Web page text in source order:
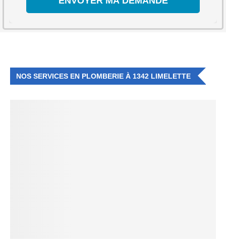
NOS SERVICES EN PLOMBERIE À 1342 LIMELETTE